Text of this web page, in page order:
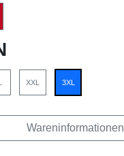
XXL 3XL
Wareninformationen